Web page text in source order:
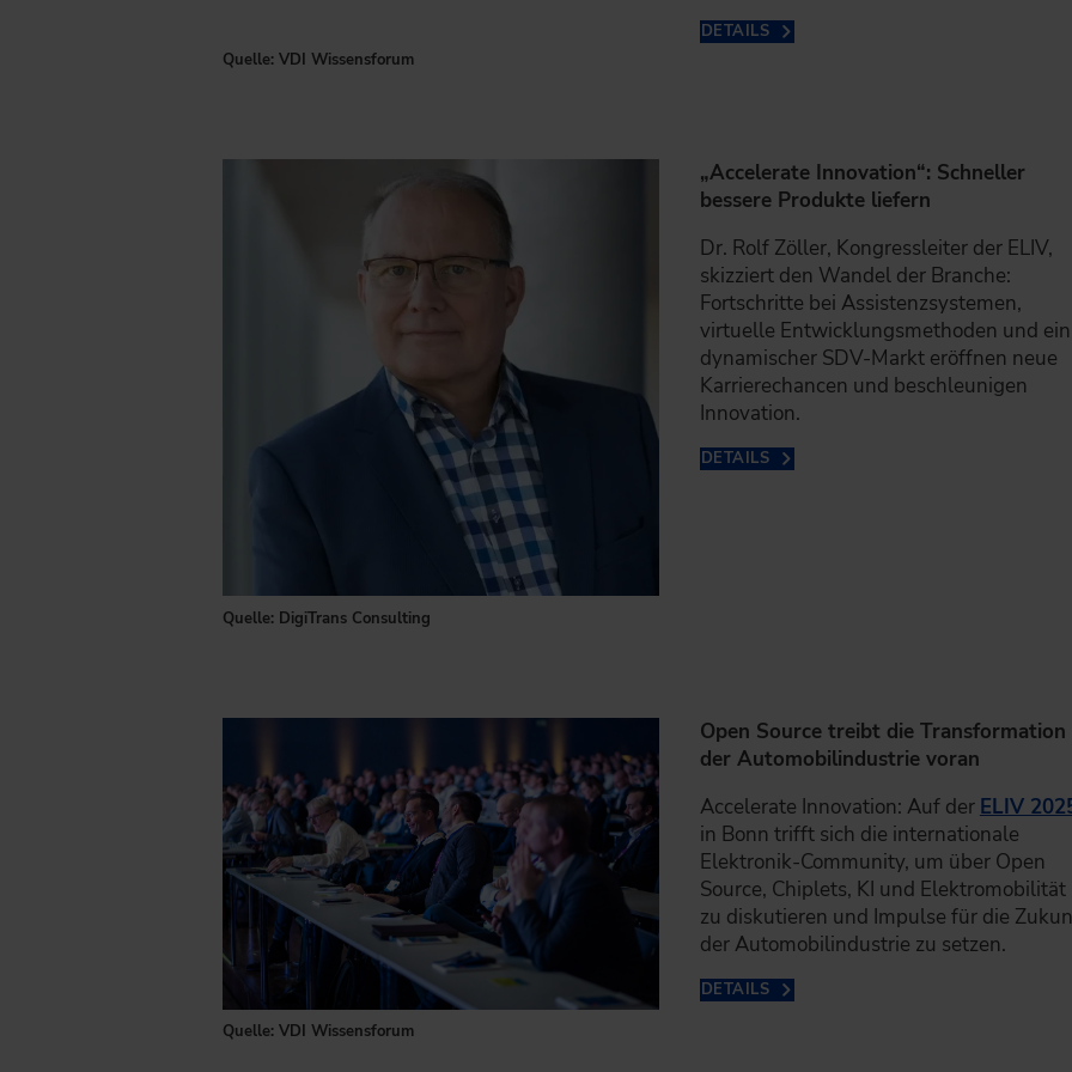
Quelle: VDI Wissensforum
DETAILS
Quelle: DigiTrans Consulting
„Accelerate Innovation“: Schneller
bessere Produkte liefern
Dr. Rolf Zöller, Kongressleiter der ELIV,
skizziert den Wandel der Branche:
Fortschritte bei Assistenzsystemen,
virtuelle Entwicklungsmethoden und ein
dynamischer SDV-Markt eröffnen neue
Karrierechancen und beschleunigen
Innovation.
DETAILS
Quelle: VDI Wissensforum
Open Source treibt die Transformation
der Automobilindustrie voran
Accelerate Innovation: Auf der ELIV
in Bonn trifft sich die internationale
Elektronik-Community, um über Open
Source, Chiplets, KI und Elektromobilität
zu diskutieren und Impulse für die
der Automobilindustrie zu setzen.
DETAILS